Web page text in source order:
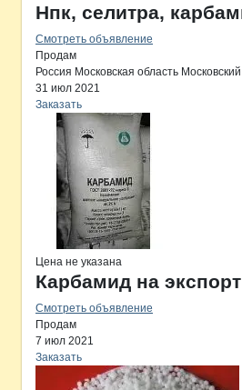
Нпк, селитра,
Смотреть объявление
Продам
Россия Московская область Московский
31 июл 2021
Заказать
Цена не указана
Карбамид на
Смотреть объявление
Продам
7 июл 2021
Заказать